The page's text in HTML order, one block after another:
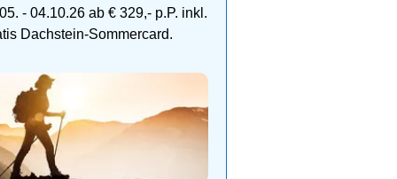
6 7
- 04.10.26 ab € 329,- p.P. inkl.
Dachstein-Sommercard.